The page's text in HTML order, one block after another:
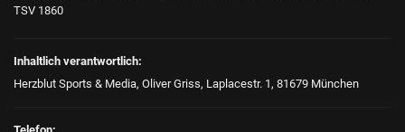
TSV 1860
Inhaltlich verantwortlich:
Herzblut Sports & Media, Oliver Griss, Laplacestr. 1, 81679 München